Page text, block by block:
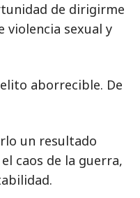
de dirigirme
violencia sexual y
aborrecible. De
un resultado
caos de la guerra,